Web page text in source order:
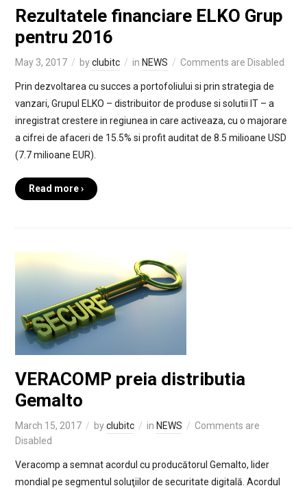
Rezultatele financiare ELKO Grup
pentru 2016
May 3, 2017 byclubitc in NEWS Comments are Disabled
Prin dezvoltarea cu succes a portofoliului si prin strategia de
vanzari, Grupul ELKO – distribuitor de produse si solutii IT – a
inregistrat crestere in regiunea in care activeaza, cu o majorare
a cifrei de afaceri de 15.5% si profit auditat de 8.5 milioane USD
(7.7 milioane EUR).
Read more ›
VERACOMP preia distributia
Gemalto
March 15, 2017 byclubitc in NEWS
Comments are
Disabled
Veracomp a semnat acordul cu producătorul Gemalto, lider
mondial pe segmentul soluţiilor de securitate digitală. Acordul